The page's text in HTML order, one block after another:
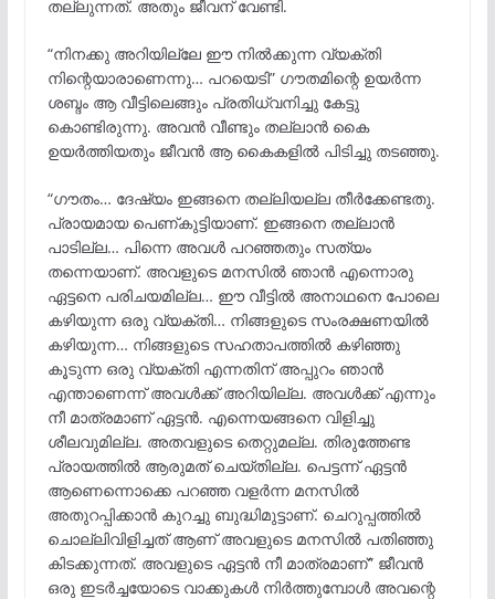
തല്ലുന്നത്. അതും ജീവന് വേണ്ടി.
“നിനക്കു അറിയില്ലേ ഈ നിൽക്കുന്ന വ്യക്തി
നിന്റെയാരാണെന്നു… പറയെടി” ഗൗതമിന്റെ ഉയർന്ന
ശബ്ദം ആ വീട്ടിലെങ്ങും പ്രതിധ്വനിച്ചു കേട്ടു
കൊണ്ടിരുന്നു. അവൻ വീണ്ടും തല്ലാൻ കൈ
ഉയർത്തിയതും ജീവൻ ആ കൈകളിൽ പിടിച്ചു തടഞ്ഞു.
“ഗൗതം… ദേഷ്യം ഇങ്ങനെ തല്ലിയല്ല തീർക്കേണ്ടതു.
പ്രായമായ പെണ്കുട്ടിയാണ്. ഇങ്ങനെ തല്ലാൻ
പാടില്ല… പിന്നെ അവൾ പറഞ്ഞതും സത്യം
തന്നെയാണ്. അവളുടെ മനസിൽ ഞാൻ എന്നൊരു
ഏട്ടനെ പരിചയമില്ല… ഈ വീട്ടിൽ അനാഥനെ പോലെ
കഴിയുന്ന ഒരു വ്യക്തി… നിങ്ങളുടെ സംരക്ഷണയിൽ
കഴിയുന്ന… നിങ്ങളുടെ സഹതാപത്തിൽ കഴിഞ്ഞു
കൂടുന്ന ഒരു വ്യക്തി എന്നതിന് അപ്പുറം ഞാൻ
എന്താണെന്ന് അവൾക്ക് അറിയില്ല. അവൾക്ക് എന്നും
നീ മാത്രമാണ് ഏട്ടൻ. എന്നെയങ്ങനെ വിളിച്ചു
ശീലവുമില്ല. അതവളുടെ തെറ്റുമല്ല. തിരുത്തേണ്ട
പ്രായത്തിൽ ആരുമത് ചെയ്തില്ല. പെട്ടന്ന് ഏട്ടൻ
ആണെന്നൊക്കെ പറഞ്ഞ വളർന്ന മനസിൽ
അതുറപ്പിക്കാൻ കുറച്ചു ബുദ്ധിമുട്ടാണ്. ചെറുപ്പത്തിൽ
ചൊല്ലിവിളിച്ചത് ആണ് അവളുടെ മനസിൽ പതിഞ്ഞു
കിടക്കുന്നത്. അവളുടെ ഏട്ടൻ നീ മാത്രമാണ്” ജീവൻ
ഒരു ഇടർച്ചയോടെ വാക്കുകൾ നിർത്തുമ്പോൾ അവന്റെ